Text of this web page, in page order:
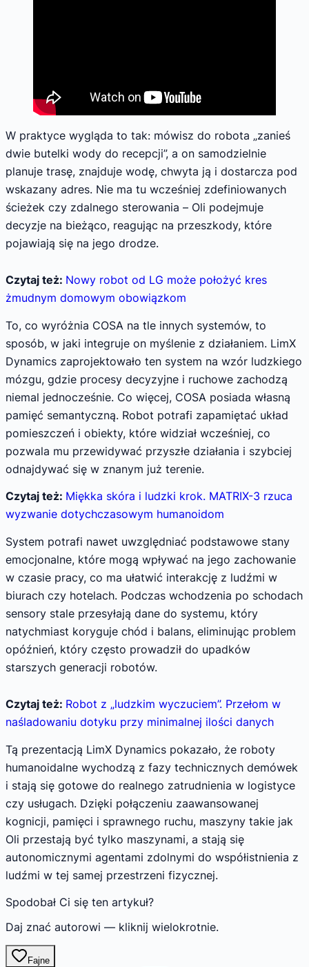
W praktyce wygląda to tak: mówisz do robota „zanieś
dwie butelki wody do recepcji”, a on samodzielnie
planuje trasę, znajduje wodę, chwyta ją i dostarcza pod
wskazany adres. Nie ma tu wcześniej zdefiniowanych
ścieżek czy zdalnego sterowania – Oli podejmuje
decyzje na bieżąco, reagując na przeszkody, które
pojawiają się na jego drodze.
Czytaj też: Nowy robot od LG może położyć kres
żmudnym domowym obowiązkom
To, co wyróżnia COSA na tle innych systemów, to
sposób, w jaki integruje on myślenie z działaniem. LimX
Dynamics zaprojektowało ten system na wzór ludzkiego
mózgu, gdzie procesy decyzyjne i ruchowe zachodzą
niemal jednocześnie. Co więcej, COSA posiada własną
pamięć semantyczną. Robot potrafi zapamiętać układ
pomieszczeń i obiekty, które widział wcześniej, co
pozwala mu przewidywać przyszłe działania i szybciej
odnajdywać się w znanym już terenie.
Czytaj też: Miękka skóra i ludzki krok. MATRIX-3 rzuca
wyzwanie dotychczasowym humanoidom
System potrafi nawet uwzględniać podstawowe stany
emocjonalne, które mogą wpływać na jego zachowanie
w czasie pracy, co ma ułatwić interakcję z ludźmi w
biurach czy hotelach. Podczas wchodzenia po schodach
sensory stale przesyłają dane do systemu, który
natychmiast koryguje chód i balans, eliminując problem
opóźnień, który często prowadził do upadków
starszych generacji robotów.
Czytaj też: Robot z „ludzkim wyczuciem”. Przełom w
naśladowaniu dotyku przy minimalnej ilości danych
Tą prezentacją LimX Dynamics pokazało, że roboty
humanoidalne wychodzą z fazy technicznych demówek
i stają się gotowe do realnego zatrudnienia w logistyce
czy usługach. Dzięki połączeniu zaawansowanej
kognicji, pamięci i sprawnego ruchu, maszyny takie jak
Oli przestają być tylko maszynami, a stają się
autonomicznymi agentami zdolnymi do współistnienia z
ludźmi w tej samej przestrzeni fizycznej.
Spodobał Ci się ten artykuł?
Daj znać autorowi — kliknij wielokrotnie.
Fajne